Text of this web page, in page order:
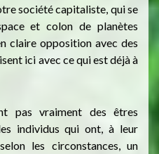
société capitaliste, qui se
et colon de planètes
claire opposition avec des
ici avec ce qui est déjà à
pas vraiment des êtres
individus qui ont, à leur
les circonstances, un